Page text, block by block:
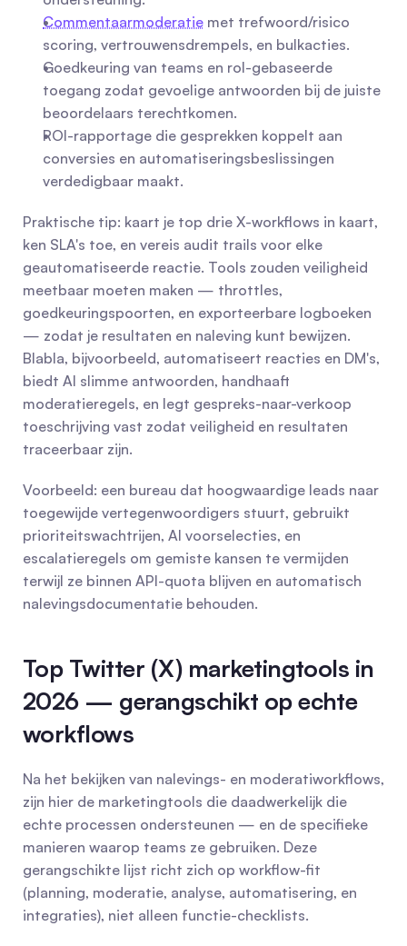
Commentaarmoderatie met trefwoord/risico
scoring, vertrouwensdrempels, en bulkacties.
Goedkeuring van teams en rol-gebaseerde
toegang zodat gevoelige antwoorden bij de juiste
beoordelaars terechtkomen.
ROI-rapportage die gesprekken koppelt aan
conversies en automatiseringsbeslissingen
verdedigbaar maakt.
Praktische tip: kaart je top drie X-workflows in kaart,
ken SLA's toe, en vereis audit trails voor elke
geautomatiseerde reactie. Tools zouden veiligheid
meetbaar moeten maken — throttles,
goedkeuringspoorten, en exporteerbare logboeken
— zodat je resultaten en naleving kunt bewijzen.
Blabla, bijvoorbeeld, automatiseert reacties en DM's,
biedt AI slimme antwoorden, handhaaft
moderatieregels, en legt gespreks-naar-verkoop
toeschrijving vast zodat veiligheid en resultaten
traceerbaar zijn.
Voorbeeld: een bureau dat hoogwaardige leads naar
toegewijde vertegenwoordigers stuurt, gebruikt
prioriteitswachtrijen, AI voorselecties, en
escalatieregels om gemiste kansen te vermijden
terwijl ze binnen API-quota blijven en automatisch
nalevingsdocumentatie behouden.
Top Twitter (X) marketingtools in
2026 — gerangschikt op echte
workflows
Na het bekijken van nalevings- en moderatiworkflows,
zijn hier de marketingtools die daadwerkelijk die
echte processen ondersteunen — en de specifieke
manieren waarop teams ze gebruiken. Deze
gerangschikte lijst richt zich op workflow-fit
(planning, moderatie, analyse, automatisering, en
integraties), niet alleen functie-checklists.